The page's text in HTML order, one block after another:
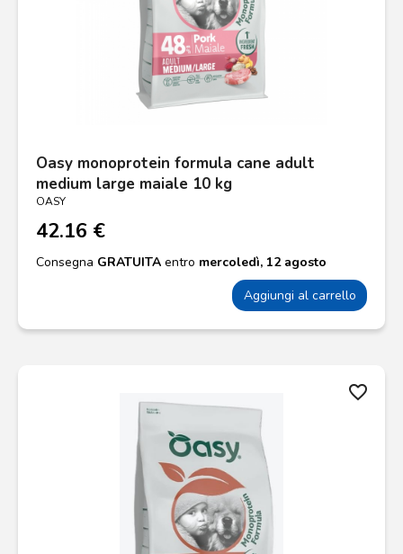
Oasy monoprotein formula cane adult
medium large maiale 10 kg
OASY
42.16 €
Consegna GRATUITA entro mercoledì, 12 agosto
Aggiungi al carrello
favorite_border